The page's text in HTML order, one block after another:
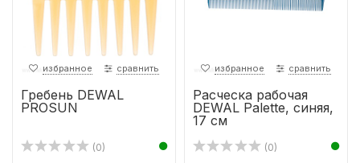
избранное сравнить
Гребень DEWAL
PROSUN
(0)
избранное сравнить
Расческа рабочая
DEWAL Palette, синяя,
17 см
(0)